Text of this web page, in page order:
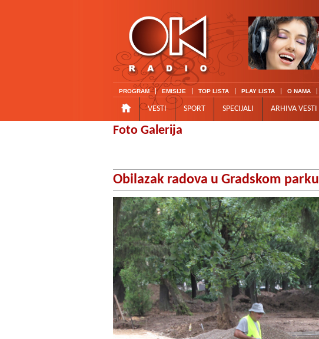
PROGRAM EMISIJE TOP LISTA PLAY LISTA O NAMA
VESTI SPORT SPECIJALI ARHIVA VESTI
Foto Galerija
Obilazak radova u Gradskom parku